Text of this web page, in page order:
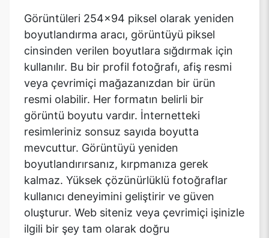
Görüntüleri 254x94 piksel olarak yeniden
boyutlandırma aracı, görüntüyü piksel
cinsinden verilen boyutlara sığdırmak için
kullanılır. Bu bir profil fotoğrafı, afiş resmi
veya çevrimiçi mağazanızdan bir ürün
resmi olabilir. Her formatın belirli bir
görüntü boyutu vardır. İnternetteki
resimleriniz sonsuz sayıda boyutta
mevcuttur. Görüntüyü yeniden
boyutlandırırsanız, kırpmanıza gerek
kalmaz. Yüksek çözünürlüklü fotoğraflar
kullanıcı deneyimini geliştirir ve güven
oluşturur. Web siteniz veya çevrimiçi işinizle
ilgili bir şey tam olarak doğru